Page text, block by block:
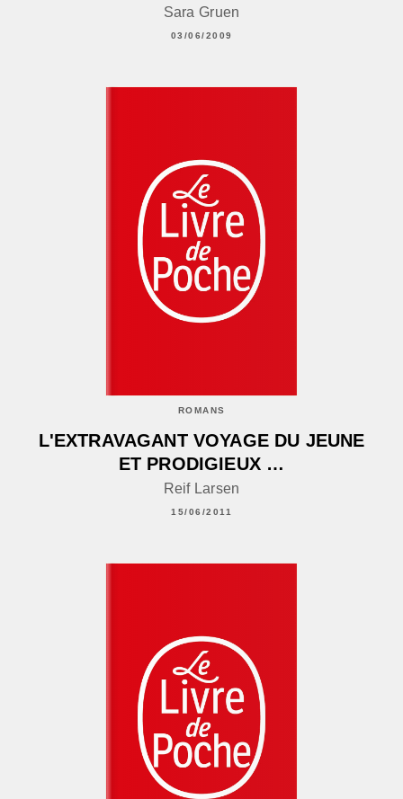
Sara Gruen
03/06/2009
ROMANS
L'EXTRAVAGANT VOYAGE DU JEUNE
ET PRODIGIEUX …
Reif Larsen
15/06/2011